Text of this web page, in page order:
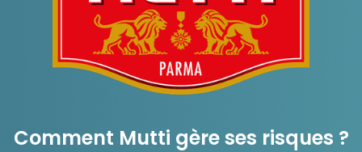
Nos data
Comment Mutti gère ses risques ?